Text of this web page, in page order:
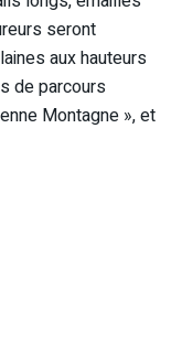
seront
aux hauteurs
de parcours
Montagne », et